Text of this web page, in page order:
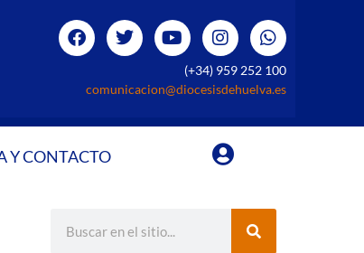
(+34) 959 252 100
comunicacion@diocesisdehuelva.es
Y CONTACTO